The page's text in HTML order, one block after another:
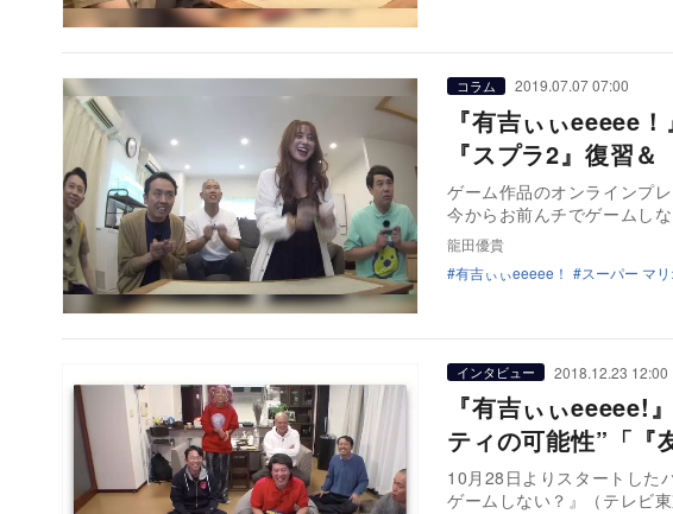
コラム 2019.07.07 07:00
『有吉ぃぃeeeee
『スプラ2』復習
ゲーム作品のオンラインプ
今からお前んチでゲームし
龍田優貴
有吉ぃぃeeeee！
スーパー マ
インタビュー 2018.12.23 12:00
『有吉ぃぃeeeee!
ティの可能性”「『
10月28日よりスタートした
ゲームしない？』（テレビ